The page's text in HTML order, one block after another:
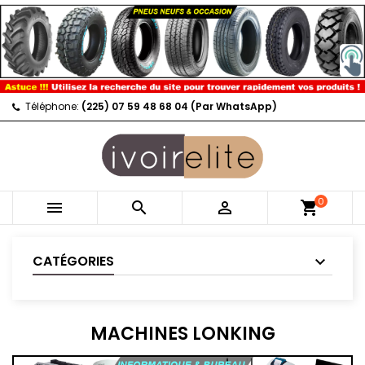
Téléphone: (225) 07 59 48 68 04 (Par WhatsApp)
   shopping_cart0
CATÉGORIES
MACHINES LONKING